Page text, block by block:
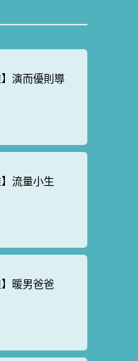
】演而優則導
】流量小生
】暖男爸爸